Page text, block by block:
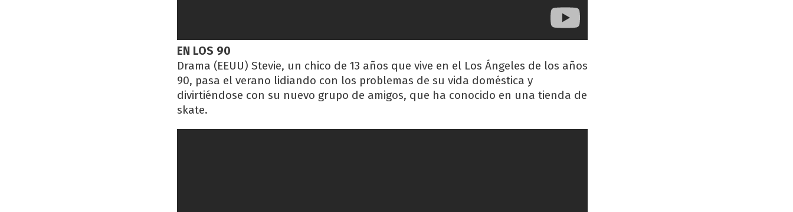
EN LOS 90
Drama (EEUU) Stevie, un chico de 13 años que vive en el Los Ángeles de los años
90, pasa el verano lidiando con los problemas de su vida doméstica y
divirtiéndose con su nuevo grupo de amigos, que ha conocido en una tienda de
skate.